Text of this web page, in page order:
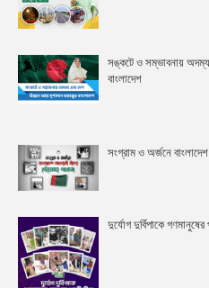
সঙ্কটে ও সম্ভাবনায়
বাংলাদেশ
সংগ্রাম ও অর্জনে
দুর্যোগ দুর্বিপাকে